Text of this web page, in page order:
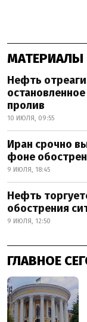
МАТЕРИАЛЫ
Нефть
пролив
10 ИЮЛЯ, 09:55
Иран срочно
фоне
9 ИЮЛЯ, 18:45
Нефть
обострения
9 ИЮЛЯ, 12:50
ГЛАВНОЕ